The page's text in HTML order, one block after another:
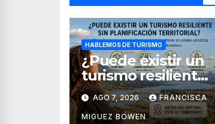
HABLEMOS DE TURISMO
¿Puede existir un
turismo resiliente
sin planificación
territorial?
AGO 7, 2026 FRANCISCA
MIGUEZ BOWEN